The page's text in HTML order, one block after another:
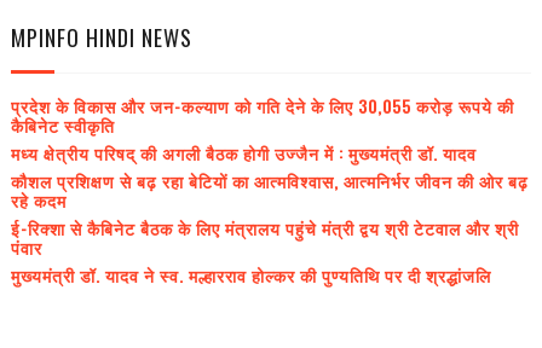
MPINFO HINDI NEWS
प्रदेश के विकास और जन-कल्याण को गति देने के लिए 30,055 करोड़ रूपये की
कैबिनेट स्वीकृति
मध्य क्षेत्रीय परिषद् की अगली बैठक होगी उज्जैन में : मुख्यमंत्री डॉ. यादव
कौशल प्रशिक्षण से बढ़ रहा बेटियों का आत्मविश्वास, आत्मनिर्भर जीवन की ओर बढ़
रहे कदम
ई-रिक्शा से कैबिनेट बैठक के लिए मंत्रालय पहुंचे मंत्री द्वय श्री टेटवाल और श्री
पंवार
मुख्यमंत्री डॉ. यादव ने स्व. मल्हारराव होल्कर की पुण्यतिथि पर दी श्रद्धांजलि